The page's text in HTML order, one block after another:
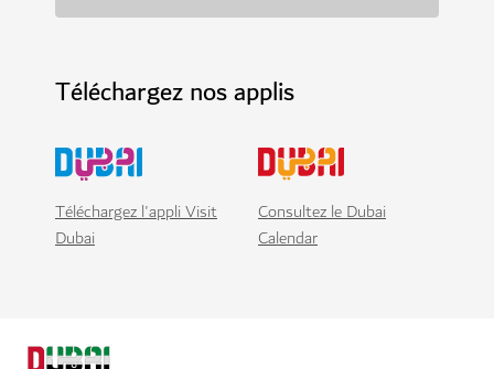
Téléchargez nos applis
Téléchargez l'appli Visit
Dubai
Consultez le Dubai
Calendar